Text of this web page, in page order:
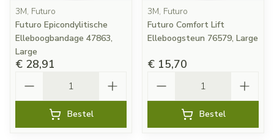
3M, Futuro
Futuro Epicondylitische
Elleboogbandage 47863,
Large
€ 28,91
Bestel
3M, Futuro
Futuro Comfort Lift
Elleboogsteun 76579, Large
€ 15,70
Bestel